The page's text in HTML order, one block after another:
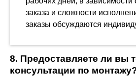
заказа и сложности
заказы обсуждаются
8. Предоставляете ли вы
консультации по